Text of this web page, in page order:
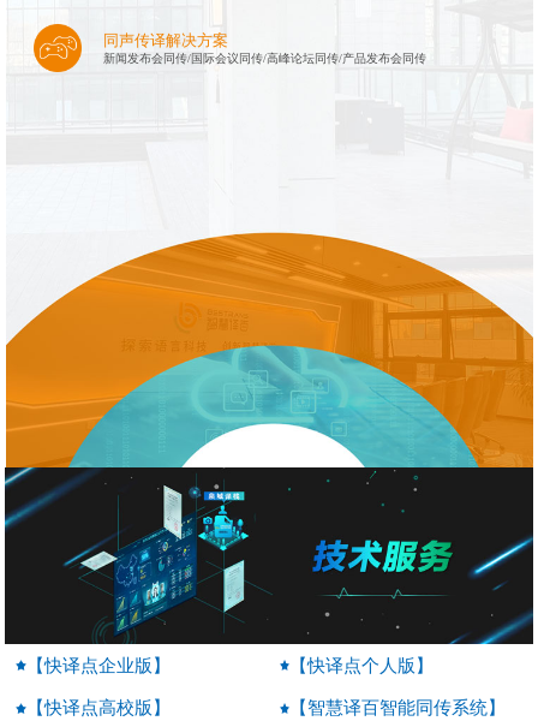
同声传译解决方案
新闻发布会同传/国际会议同传/高峰论坛同传/产品发布会同传
【快译点企业版】
【快译点个人版】
【快译点高校版】
【智慧译百智能同传系统】